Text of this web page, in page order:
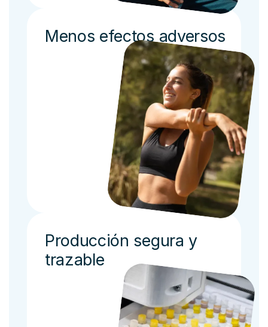
Menos efectos adversos
Producción segura y
trazable